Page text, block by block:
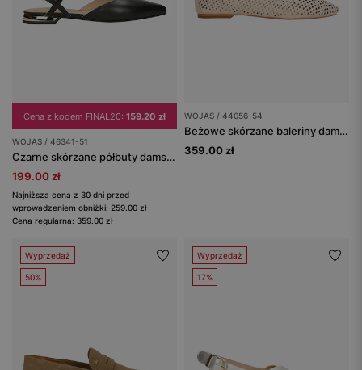
Cena z kodem FINAL20: 159.20 zł
WOJAS / 46341-51
Czarne skórzane półbuty damskie z krzyżującymi się paskami
199.00 zł
Najniższa cena z 30 dni przed
wprowadzeniem obniżki: 259.00 zł
Cena regularna: 359.00 zł
WOJAS / 44056-54
Beżowe skórzane baleriny damskie z ażurowaniem
359.00 zł
Wyprzedaż
50%
Wyprzedaż
17%